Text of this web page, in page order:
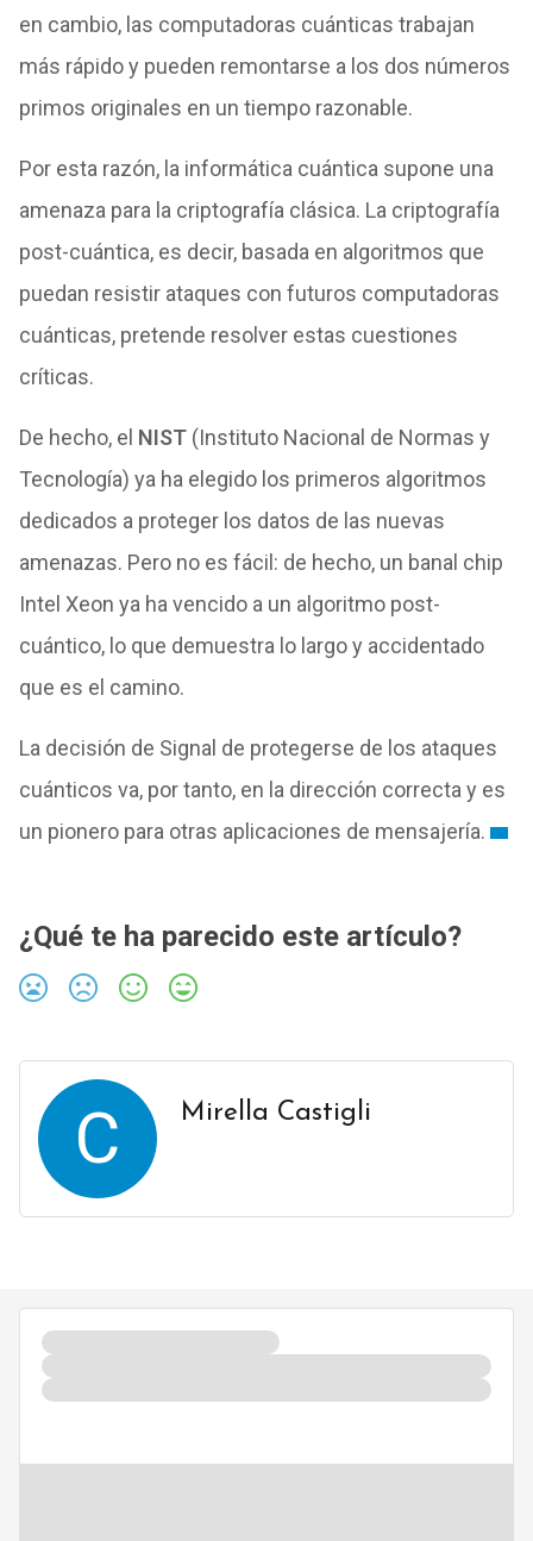
en cambio, las computadoras cuánticas trabajan
más rápido y pueden remontarse a los dos números
primos originales en un tiempo razonable.
Por esta razón, la informática cuántica supone una
amenaza para la criptografía clásica. La criptografía
post-cuántica, es decir, basada en algoritmos que
puedan resistir ataques con futuros computadoras
cuánticas, pretende resolver estas cuestiones
críticas.
De hecho, el NIST(Instituto Nacional de Normas y
Tecnología) ya ha elegido los primeros algoritmos
dedicados a proteger los datos de las nuevas
amenazas. Pero no es fácil: de hecho, un banal chip
Intel Xeon ya ha vencido a un algoritmo post-
cuántico, lo que demuestra lo largo y accidentado
que es el camino.
La decisión de Signal de protegerse de los ataques
cuánticos va, por tanto, en la dirección correcta y es
un pionero para otras aplicaciones de mensajería.
¿Qué te ha parecido este artículo?
C Mirella Castigli